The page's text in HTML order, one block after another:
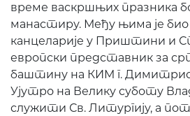
време васкршњих празника
манастиру. Међу њима је
канцеларије у Приштини и
европски представник за
баштину на КИМ г. Димитрис
Ујутро на Велику суботу
служити Св. Литургију, а